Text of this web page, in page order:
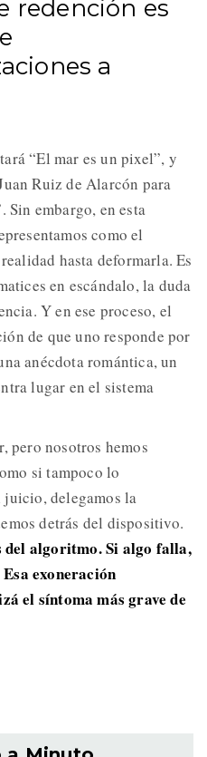
redención es
a
“El mar es un pixel”, y
Ruiz de Alarcón para
embargo, en esta
como el
hasta deformarla. Es
en escándalo, la duda
Y en ese proceso, el
de que uno responde por
anécdota romántica, un
lugar en el sistema
pero nosotros hemos
si tampoco lo
delegamos la
detrás del dispositivo.
del algoritmo. Si algo falla,
exoneración
el síntoma más grave de